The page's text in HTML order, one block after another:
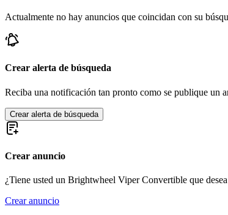
Actualmente no hay anuncios que coincidan con su
Crear alerta de búsqueda
Reciba una notificación tan pronto como se publique un
Crear alerta de búsqueda
Crear anuncio
¿Tiene usted un Brightwheel Viper Convertible que
Crear anuncio